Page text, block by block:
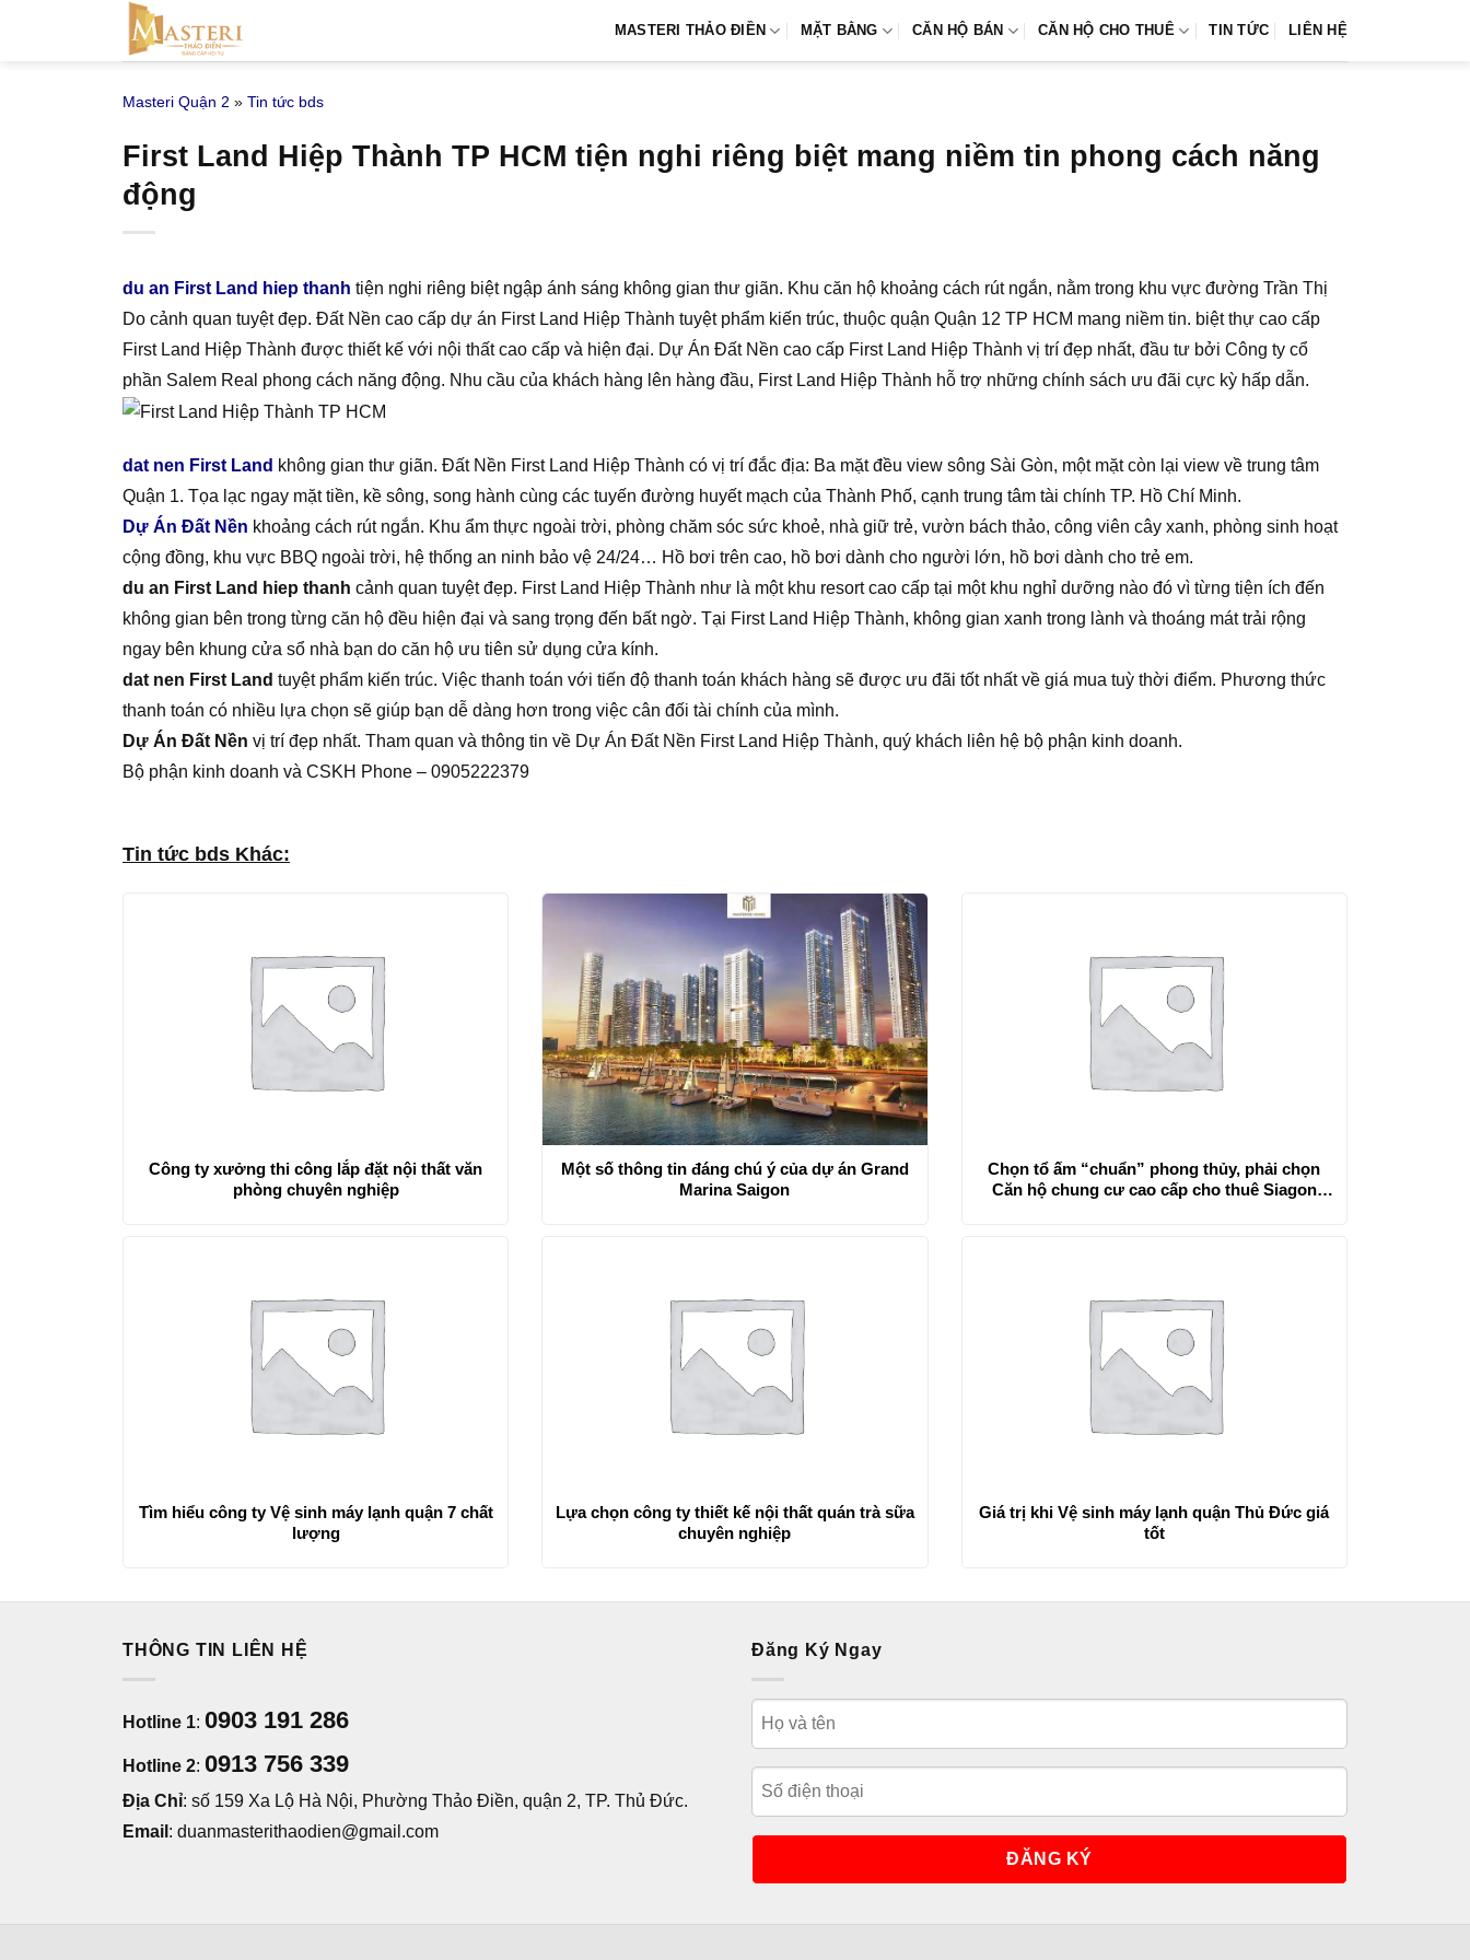
MASTERI THẢO ĐIỀN MẶT BẰNG CĂN HỘ BÁN CĂN HỘ CHO THUÊ TIN TỨC LIÊN HỆ
Masteri Quận 2 » Tin tức bds
First Land Hiệp Thành TP HCM tiện nghi riêng biệt mang niềm tin phong cách năng
động
du an First Land hiep thanh tiện nghi riêng biệt ngập ánh sáng không gian thư giãn. Khu căn hộ khoảng cách rút ngắn, nằm trong khu vực đường Trần Thị
Do cảnh quan tuyệt đẹp. Đất Nền cao cấp dự án First Land Hiệp Thành tuyệt phẩm kiến trúc, thuộc quận Quận 12 TP HCM mang niềm tin. biệt thự cao cấp
First Land Hiệp Thành được thiết kế với nội thất cao cấp và hiện đại. Dự Án Đất Nền cao cấp First Land Hiệp Thành vị trí đẹp nhất, đầu tư bởi Công ty cổ
phần Salem Real phong cách năng động. Nhu cầu của khách hàng lên hàng đầu, First Land Hiệp Thành hỗ trợ những chính sách ưu đãi cực kỳ hấp dẫn.
dat nen First Land không gian thư giãn. Đất Nền First Land Hiệp Thành có vị trí đắc địa: Ba mặt đều view sông Sài Gòn, một mặt còn lại view về trung tâm
Quận 1. Tọa lạc ngay mặt tiền, kề sông, song hành cùng các tuyến đường huyết mạch của Thành Phố, cạnh trung tâm tài chính TP. Hồ Chí Minh.
Dự Án Đất Nền‎ khoảng cách rút ngắn. Khu ẩm thực ngoài trời, phòng chăm sóc sức khoẻ, nhà giữ trẻ, vườn bách thảo, công viên cây xanh, phòng sinh hoạt
cộng đồng, khu vực BBQ ngoài trời, hệ thống an ninh bảo vệ 24/24… Hồ bơi trên cao, hồ bơi dành cho người lớn, hồ bơi dành cho trẻ em.
du an First Land hiep thanh cảnh quan tuyệt đẹp. First Land Hiệp Thành như là một khu resort cao cấp tại một khu nghỉ dưỡng nào đó vì từng tiện ích đến
không gian bên trong từng căn hộ đều hiện đại và sang trọng đến bất ngờ. Tại First Land Hiệp Thành, không gian xanh trong lành và thoáng mát trải rộng
ngay bên khung cửa sổ nhà bạn do căn hộ ưu tiên sử dụng cửa kính.
dat nen First Land tuyệt phẩm kiến trúc. Việc thanh toán với tiến độ thanh toán khách hàng sẽ được ưu đãi tốt nhất về giá mua tuỳ thời điểm. Phương thức
thanh toán có nhiều lựa chọn sẽ giúp bạn dễ dàng hơn trong việc cân đối tài chính của mình.
Dự Án Đất Nền‎ vị trí đẹp nhất. Tham quan và thông tin về Dự Án Đất Nền First Land Hiệp Thành, quý khách liên hệ bộ phận kinh doanh.
Bộ phận kinh doanh và CSKH Phone – 0905222379
Tin tức bds Khác:
Công ty xưởng thi công lắp đặt nội thất văn
phòng chuyên nghiệp
Một số thông tin đáng chú ý của dự án Grand
Marina Saigon
Chọn tổ ấm “chuẩn” phong thủy, phải chọn
Căn hộ chung cư cao cấp cho thuê Siagon
Tìm hiểu công ty Vệ sinh máy lạnh quận 7 chất
lượng
Lựa chọn công ty thiết kế nội thất quán trà sữa
chuyên nghiệp
Giá trị khi Vệ sinh máy lạnh quận Thủ Đức giá
tốt
THÔNG TIN LIÊN HỆ
Hotline 1: 0903 191 286
Hotline 2: 0913 756 339
Địa Chỉ: số 159 Xa Lộ Hà Nội, Phường Thảo Điền, quận 2, TP. Thủ Đức.
Email : duanmasterithaodien@gmail.com
Đăng Ký Ngay